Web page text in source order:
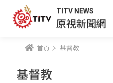
TITV NEWS
原視新聞網
首頁 基督教
基督教